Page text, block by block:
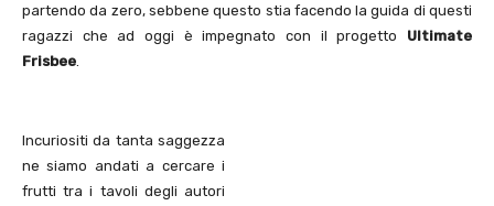
partendo da zero, sebbene questo stia facendo la guida di questi
ragazzi che ad oggi è impegnato con il progetto Ultimate
Frisbee
Incuriositi da tanta saggezza
ne siamo andati a cercare i
frutti tra i tavoli degli autori